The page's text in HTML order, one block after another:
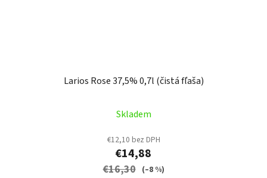
Larios Rose 37,5% 0,7l (čistá fľaša)
Skladem
€12,10 bez DPH
€14,88
€16,30 (–8 %)